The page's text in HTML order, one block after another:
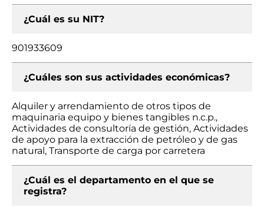
¿Cuál es su NIT?
901933609
¿Cuáles son sus actividades económicas?
Alquiler y arrendamiento de otros tipos de
maquinaria equipo y bienes tangibles n.c.p.,
Actividades de consultoría de gestión, Actividades
de apoyo para la extracción de petróleo y de gas
natural, Transporte de carga por carretera
¿Cuál es el departamento en el que se
registra?